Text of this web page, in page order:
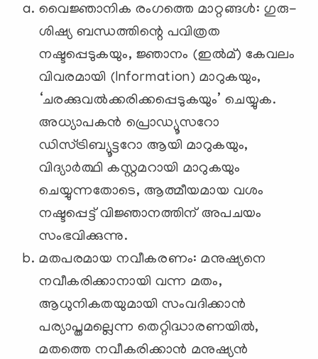
വൈജ്ഞാനിക രംഗത്തെ മാറ്റങ്ങൾ: ഗുരു-
ശിഷ്യ ബന്ധത്തിന്റെ പവിത്രത
നഷ്ടപ്പെടുകയും, ജ്ഞാനം (ഇൽമ്) കേവലം
വിവരമായി (Information)മാറുകയും,
‘ചരക്കുവൽക്കരിക്കപ്പെടുകയും’ ചെയ്യുക.
അധ്യാപകൻ പ്രൊഡ്യൂസറോ
ഡിസ്ട്രിബ്യൂട്ടറോ ആയി മാറുകയും,
വിദ്യാർത്ഥി കസ്റ്റമറായി മാറുകയും
ചെയ്യുന്നതോടെ, ആത്മീയമായ വശം
നഷ്ടപ്പെട്ട് വിജ്ഞാനത്തിന് അപചയം
സംഭവിക്കുന്നു.
മതപരമായ നവീകരണം: മനുഷ്യനെ
നവീകരിക്കാനായി വന്ന മതം,
ആധുനികതയുമായി സംവദിക്കാൻ
പര്യാപ്തമല്ലെന്ന തെറ്റിദ്ധാരണയിൽ,
മതത്തെ നവീകരിക്കാൻ മനുഷ്യൻ